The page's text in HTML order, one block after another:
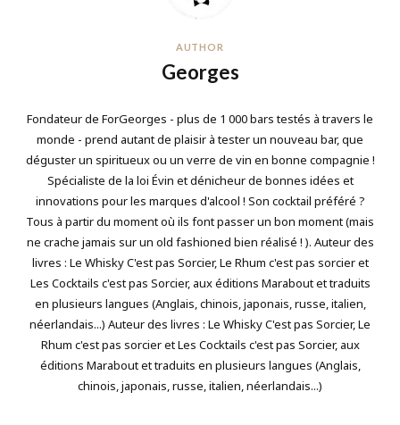
AUTHOR
Georges
Fondateur de ForGeorges - plus de 1 000 bars testés à travers le
monde - prend autant de plaisir à tester un nouveau bar, que
déguster un spiritueux ou un verre de vin en bonne compagnie !
Spécialiste de la loi Évin et dénicheur de bonnes idées et
innovations pour les marques d'alcool ! Son cocktail préféré ?
Tous à partir du moment où ils font passer un bon moment (mais
ne crache jamais sur un old fashioned bien réalisé ! ). Auteur des
livres : Le Whisky C'est pas Sorcier, Le Rhum c'est pas sorcier et
Les Cocktails c'est pas Sorcier, aux éditions Marabout et traduits
en plusieurs langues (Anglais, chinois, japonais, russe, italien,
néerlandais...) Auteur des livres : Le Whisky C'est pas Sorcier, Le
Rhum c'est pas sorcier et Les Cocktails c'est pas Sorcier, aux
éditions Marabout et traduits en plusieurs langues (Anglais,
chinois, japonais, russe, italien, néerlandais...)